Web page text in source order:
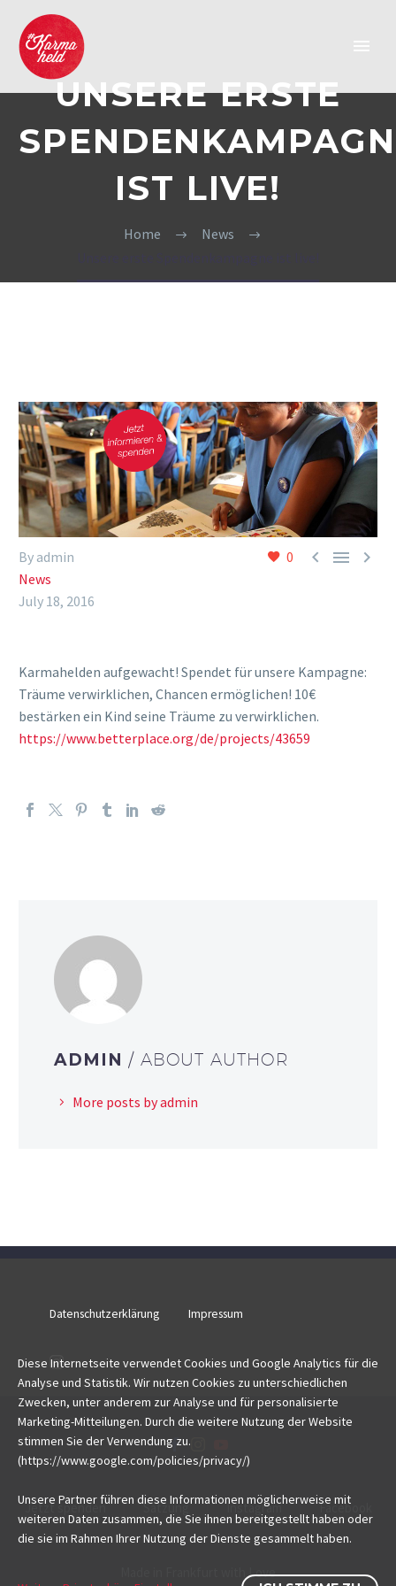
UNSERE ERSTE
IST LIVE!
Home
News
0   
By admin
News
July 18, 2016
Karmahelden aufgewacht! Spendet für unsere Kampagne:
Träume verwirklichen, Chancen ermöglichen! 10€
bestärken ein Kind seine Träume zu verwirklichen.
https://www.betterplace.org/de/projects/43659
ADMIN / ABOUT AUTHOR
More posts by admin
Datenschutzerklärung Impressum
Jetzt spenden Satzung Instagram Facebook
Made in Frankfurt with Love
Diese Internetseite verwendet Cookies und Google Analytics für die
Analyse und Statistik. Wir nutzen Cookies zu unterschiedlichen
Zwecken, unter anderem zur Analyse und für personalisierte
Marketing-Mitteilungen. Durch die weitere Nutzung der Website
stimmen Sie der Verwendung zu.
(https://www.google.com/policies/privacy/)
Unsere Partner führen diese Informationen möglicherweise mit
weiteren Daten zusammen, die Sie ihnen bereitgestellt haben oder
die sie im Rahmen Ihrer Nutzung der Dienste gesammelt haben.